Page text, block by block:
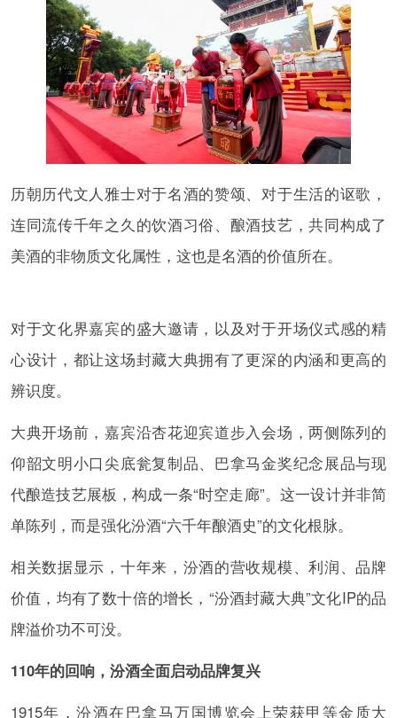
历朝历代文人雅士对于名酒的赞颂、对于生活的讴歌，
连同流传千年之久的饮酒习俗、酿酒技艺，共同构成了
美酒的非物质文化属性，这也是名酒的价值所在。
对于文化界嘉宾的盛大邀请，以及对于开场仪式感的精
心设计，都让这场封藏大典拥有了更深的内涵和更高的
辨识度。
大典开场前，嘉宾沿杏花迎宾道步入会场，两侧陈列的
仰韶文明小口尖底瓮复制品、巴拿马金奖纪念展品与现
代酿造技艺展板，构成一条“时空走廊”。这一设计并非简
单陈列，而是强化汾酒“六千年酿酒史”的文化根脉。
相关数据显示，十年来，汾酒的营收规模、利润、品牌
价值，均有了数十倍的增长，“汾酒封藏大典”文化IP的品
牌溢价功不可没。
110年的回响，汾酒全面启动品牌复兴
1915年，汾酒在巴拿马万国博览会上荣获甲等金质大